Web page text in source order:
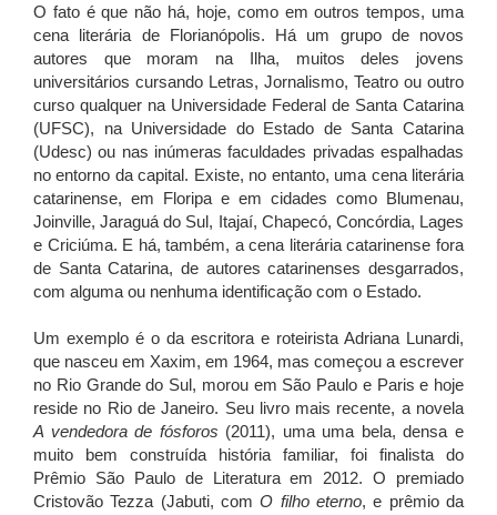
O fato é que não há, hoje, como em outros tempos, uma
cena literária de Florianópolis. Há um grupo de novos
autores que moram na Ilha, muitos deles jovens
universitários cursando Letras, Jornalismo, Teatro ou outro
curso qualquer na Universidade Federal de Santa Catarina
(UFSC), na Universidade do Estado de Santa Catarina
(Udesc) ou nas inúmeras faculdades privadas espalhadas
no entorno da capital. Existe, no entanto, uma cena literária
catarinense, em Floripa e em cidades como Blumenau,
Joinville, Jaraguá do Sul, Itajaí, Chapecó, Concórdia, Lages
e Criciúma. E há, também, a cena literária catarinense fora
de Santa Catarina, de autores catarinenses desgarrados,
com alguma ou nenhuma identificação com o Estado.
Um exemplo é o da escritora e roteirista Adriana Lunardi,
que nasceu em Xaxim, em 1964, mas começou a escrever
no Rio Grande do Sul, morou em São Paulo e Paris e hoje
reside no Rio de Janeiro. Seu livro mais recente, a novela
A vendedora de fósforos (2011), uma uma bela, densa e
muito bem construída história familiar, foi finalista do
Prêmio São Paulo de Literatura em 2012. O premiado
Cristovão Tezza (Jabuti, comO filho eterno, e prêmio da